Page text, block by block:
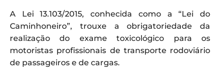
A Lei 13.103/2015, conhecida como a “Lei do
Caminhoneiro”, trouxe a obrigatoriedade da
realização do exame toxicológico para os
motoristas profissionais de transporte rodoviário
de passageiros e de cargas.